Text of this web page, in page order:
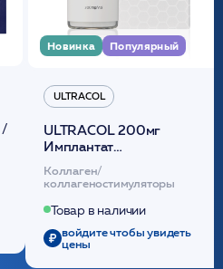
/
Новинка Популярный
ULTRACOL
ULTRACOL 200мг
Имплантат
внутридермальный,
стерильный на основе
полидиоксанона
/ULTRACOL
Коллаген/
коллагеностимуляторы
Товар в наличии
войдите чтобы увидеть
цены